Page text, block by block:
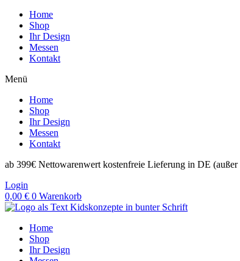
Home
Shop
Ihr Design
Messen
Kontakt
Menü
Home
Shop
Ihr Design
Messen
Kontakt
ab 399€ Nettowarenwert kostenfreie Lieferung in DE (außer
Login
0,00 € 0 Warenkorb
Home
Shop
Ihr Design